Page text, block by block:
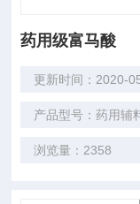
药用级富马酸
更新时间：2020-
产品型号：药用辅
浏览量：2358